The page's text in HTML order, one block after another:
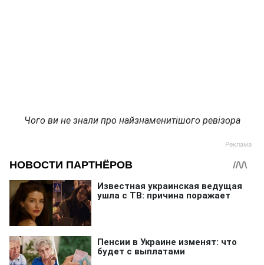
Чого ви не знали про найзнаменитішого ревізора